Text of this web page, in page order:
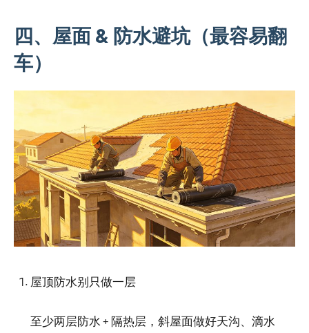
四、屋面 & 防水避坑（最容易翻
车）
屋顶防水别只做一层
至少两层防水 + 隔热层，斜屋面做好天沟、滴水